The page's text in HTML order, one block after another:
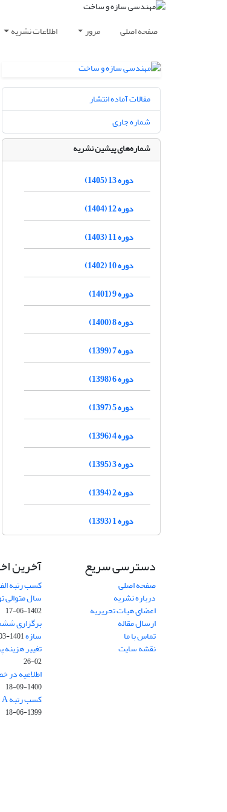
صفحه اصلی مرور اطلاعات نشریه
مقالات آماده انتشار
شماره جاری
شماره‌های پیشین نشریه
دوره 13 (1405)
دوره 12 (1404)
دوره 11 (1403)
دوره 10 (1402)
دوره 9 (1401)
دوره 8 (1400)
دوره 7 (1399)
دوره 6 (1398)
دوره 5 (1397)
دوره 4 (1396)
دوره 3 (1395)
دوره 2 (1394)
دوره 1 (1393)
دسترسی سریع
صفحه اصلی
درباره نشریه
اعضای هیات تحریریه
ارسال مقاله
تماس با ما
نقشه سایت
آخرین
کسب رتبه
سال
1402-06-17
برگزاری
سازه1401-03-04
تغییر
02-26
اطلاعیه
1400-09-18
کسب رتبه A "الف" نشریه مهندسی سازه و ساخت
1399-06-18